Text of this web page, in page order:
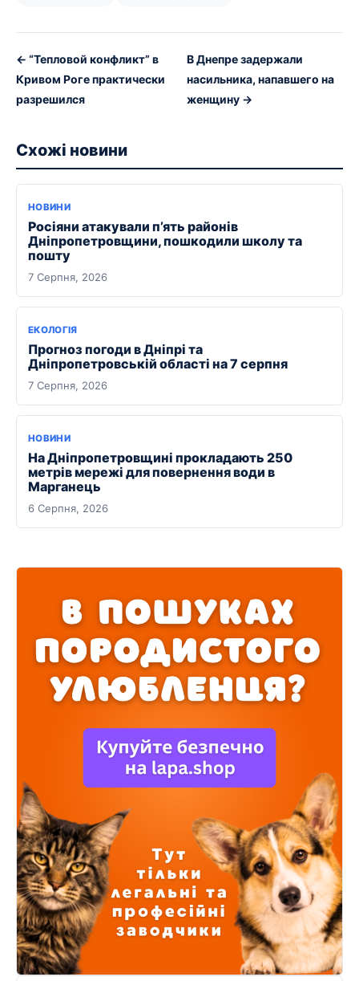
← “Тепловой конфликт” в
Кривом Роге практически
разрешился
В Днепре задержали
насильника, напавшего на
женщину →
Схожі новини
НОВИНИ
Росіяни атакували п’ять районів
Дніпропетровщини, пошкодили школу та
пошту
7 Серпня, 2026
ЕКОЛОГІЯ
Прогноз погоди в Дніпрі та
Дніпропетровській області на 7 серпня
7 Серпня, 2026
НОВИНИ
На Дніпропетровщині прокладають 250
метрів мережі для повернення води в
Марганець
6 Серпня, 2026